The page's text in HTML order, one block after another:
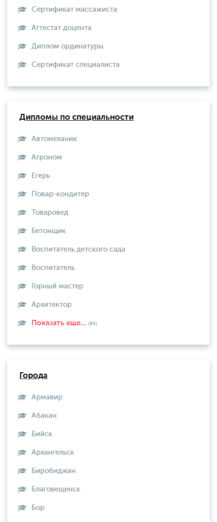
Сертификат массажиста
Аттестат доцента
Диплом ординатуры
Сертификат специалиста
Дипломы по специальности
Автомеханик
Агроном
Егерь
Повар-кондитер
Товаровед
Бетонщик
Воспитатель детского сада
Воспитатель
Горный мастер
Архитектор
Показать еще... (89)
Города
Армавир
Абакан
Бийск
Архангельск
Биробиджан
Благовещенск
Бор